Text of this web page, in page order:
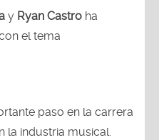
y Ryan Castro ha
el tema
paso en la carrera
la industria musical.